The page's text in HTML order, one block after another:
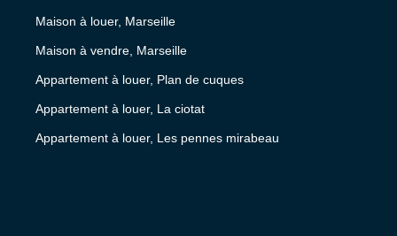
Maison à louer, Marseille
Maison à vendre, Marseille
Appartement à louer, Plan de cuques
Appartement à louer, La ciotat
Appartement à louer, Les pennes mirabeau